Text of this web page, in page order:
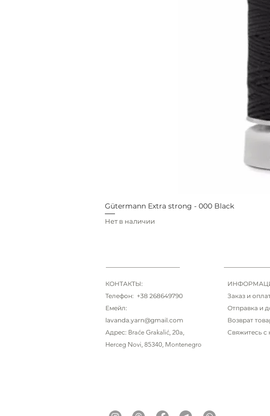
Gütermann Extra strong - 000 Black
Нет в наличии
КОНТАКТЫ:
Телефон: +38 268649790
Емейл:
lavanda.yarn@gmail.com
Адрес: Braće Grakalić , 20a,
Herceg Novi, 85340 , Montenegro
Заказ и
Отправка и
Возврат
Свяжитесь с